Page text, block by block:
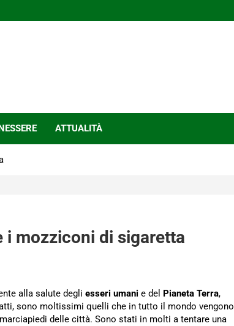
ATTUALITÀ
mozziconi di sigaretta
alla salute degli esseri umani e del Pianeta Terra,
sono moltissimi quelli che in tutto il mondo vengono
delle città. Sono stati in molti a tentare una